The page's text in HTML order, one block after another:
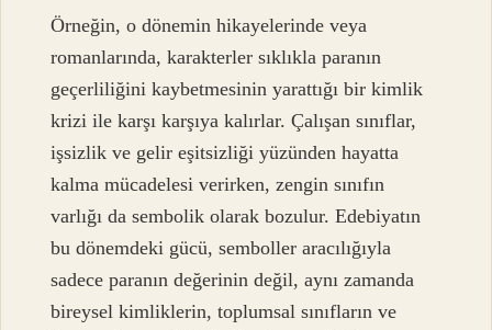
Örneğin, o dönemin hikayelerinde veya
romanlarında, karakterler sıklıkla paranın
geçerliliğini kaybetmesinin yarattığı bir kimlik
krizi ile karşı karşıya kalırlar. Çalışan sınıflar,
işsizlik ve gelir eşitsizliği yüzünden hayatta
kalma mücadelesi verirken, zengin sınıfın
varlığı da sembolik olarak bozulur. Edebiyatın
bu dönemdeki gücü, semboller aracılığıyla
sadece paranın değerinin değil, aynı zamanda
bireysel kimliklerin, toplumsal sınıfların ve